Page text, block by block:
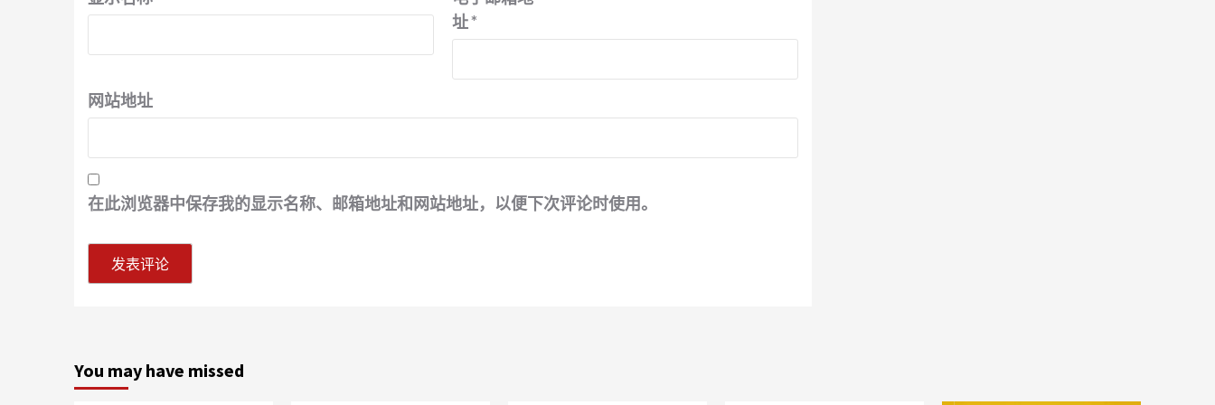
址*
网站地址
在此浏览器中保存我的显示名称、邮箱地址和网站地址，以便下次评论时使用。
You may have missed